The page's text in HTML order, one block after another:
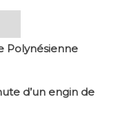
Polynésienne
d’un engin de